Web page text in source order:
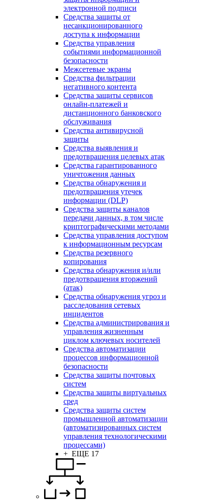
электронной подписи
Средства защиты от
несанкционированного
доступа к информации
Средства управления
событиями информационной
безопасности
Межсетевые экраны
Средства фильтрации
негативного контента
Средства защиты сервисов
онлайн-платежей и
дистанционного банковского
обслуживания
Средства антивирусной
защиты
Средства выявления и
предотвращения целевых атак
Средства гарантированного
уничтожения данных
Средства обнаружения и
предотвращения утечек
информации (DLP)
Средства защиты каналов
передачи данных, в том числе
криптографическими методами
Средства управления доступом
к информационным ресурсам
Средства резервного
копирования
Средства обнаружения и/или
предотвращения вторжений
(атак)
Средства обнаружения угроз и
расследования сетевых
инцидентов
Средства администрирования и
управления жизненным
циклом ключевых носителей
Средства автоматизации
процессов информационной
безопасности
Средства защиты почтовых
систем
Средства защиты виртуальных
сред
Средства защиты систем
промышленной автоматизации
(автоматизированных систем
управления технологическими
процессами)
+ ЕЩЕ 17